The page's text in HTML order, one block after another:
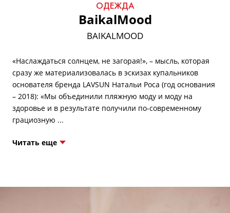
ОДЕЖДА
BaikalMood
BAIKALMOOD
«Наслаждаться солнцем, не загорая!», – мысль, которая
сразу же материализовалась в эскизах купальников
основателя бренда LAVSUN Натальи Роса (год основания
– 2018): «Мы объединили пляжную моду и моду на
здоровье и в результате получили по-современному
Читать еще